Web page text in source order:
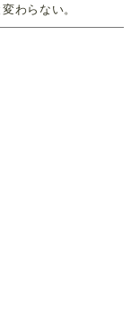
わらない。